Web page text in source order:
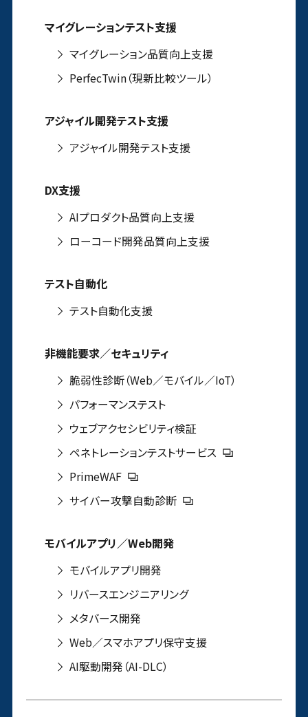
マイグレーションテスト支援
マイグレーション品質向上支援
PerfecTwin（現新比較ツール）
アジャイル開発テスト支援
アジャイル開発テスト支援
DX支援
AIプロダクト品質向上支援
ローコード開発品質向上支援
テスト自動化
テスト自動化支援
非機能要求／セキュリティ
脆弱性診断（Web／モバイル／IoT）
パフォーマンステスト
ウェブアクセシビリティ検証
ペネトレーションテストサービス
PrimeWAF
サイバー攻撃自動診断
モバイルアプリ／Web開発
モバイルアプリ開発
リバースエンジニアリング
メタバース開発
Web／スマホアプリ保守支援
AI駆動開発（AI-DLC）